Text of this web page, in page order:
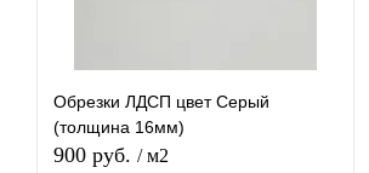
Обрезки ЛДСП цвет Серый
(толщина 16мм)
900 руб. / м2